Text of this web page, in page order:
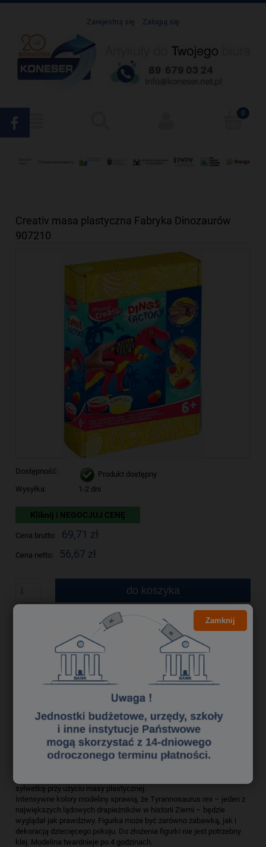
Zarejestruj się Zaloguj się
Creativ masa plastyczna Fabryka Dinozaurów
907210
Dostępność:
Produkt dostępny
Wysyłka:
1-2 dni
Kliknij i NEGOCJUJ CENĘ
Cena brutto: 69,71 zł
Cena netto: 56,67 zł
do koszyka
dodaj do przechowalni
Kod produktu: pl 2433244
zapytaj o produkt
poleć znajomemu
Opis
Bezpieczeństwo
sylwetkę przy użyciu masy plastycznej.
Intensywne kolory modeliny sprawią, że Tyrannosaurus rex – jeden z
największych lądowych drapieżników w historii Ziemi – będzie
wyglądał jak prawdziwy. Figurka może być zarówno zabawką, jak i
dekoracją dziecięcego pokoju. Do złożenia figurki nie jest potrzebny
klej. Modelina twardnieje po 4 godzinach.
Zamknij